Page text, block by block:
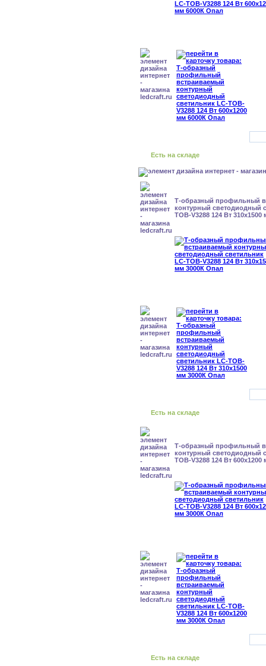
Есть на складе
Т-образный профильный
контурный светодиодный
TOB-V3288 124 Вт
Есть на складе
Т-образный профильный
контурный светодиодный
TOB-V3288 124 Вт
Есть на складе